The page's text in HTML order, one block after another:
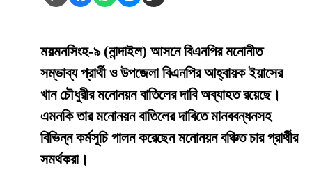
ময়মনসিংহ-৯ (নান্দাইল) আসনে বিএনপির মনোনীত
সম্ভাব্য প্রার্থী ও উপজেলা বিএনপির আহ্বায়ক ইয়াসের
খান চৌধুরীর মনোনয়ন বাতিলের দাবি অব্যাহত রয়েছে।
এমনকি তার মনোনয়ন বাতিলের দাবিতে মানববন্ধনসহ
বিভিন্ন কর্মসূচি পালন করেছেন মনোনয়ন বঞ্চিত চার প্রার্থীর
সমর্থকরা।